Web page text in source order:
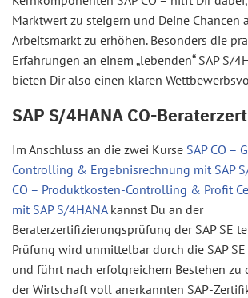
Marktwert zu steigern und Deine Chancen
Arbeitsmarkt zu erhöhen. Besonders die
Erfahrungen an einem „lebenden“ SAP S/
bieten Dir also einen klaren
SAP S/4HANA CO-
Im Anschluss an die zwei Kurse SAP CO –
Controlling & Ergebnisrechnung mit SAP
CO – Produktkosten-Controlling & Profit
mit SAP S/4HANAkannst Du an der
Beraterzertifizierungsprüfung der SAP SE
Prüfung wird unmittelbar durch die SAP
und führt nach erfolgreichem Bestehen zu
der Wirtschaft voll anerkannten SAP-